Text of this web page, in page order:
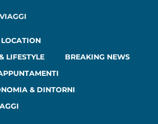
LIFESTYLE
BREAKING NEWS
& DINTORNI